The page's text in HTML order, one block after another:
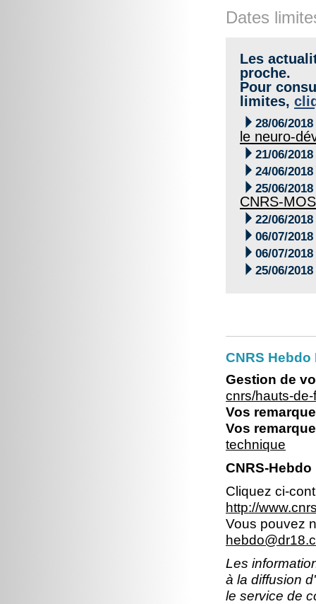
Dates
Les
proche.
Pour
limites,
 28/06/2018
le neuro-
 21/06/2018
 24/06/2018
 25/06/2018
CNRS-
 22/06/2018
 06/07/2018
 06/07/2018
 25/06/2018
CNRS
Gestion de
cnrs/hauts-
Vos
Vos
technique
CNRS-
Cliquez ci-
http://
Vous pouvez
Les
à la diffusion
le service de